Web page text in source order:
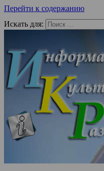
Перейти к содержанию
Искать для: